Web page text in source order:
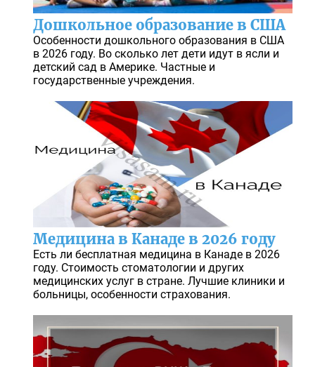
Дошкольное образование в США
Особенности дошкольного образования в США
в 2026 году. Во сколько лет дети идут в ясли и
детский сад в Америке. Частные и
государственные учреждения.
Медицина в Канаде в 2026 году
Есть ли бесплатная медицина в Канаде в 2026
году. Стоимость стоматологии и других
медицинских услуг в стране. Лучшие клиники и
больницы, особенности страхования.